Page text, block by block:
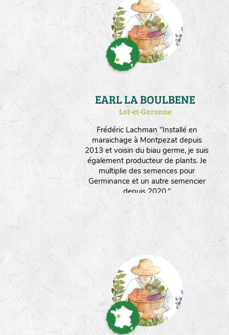
Frédéric Lachman "Installé en
maraichage à Montpezat depuis
2013 et voisin du biau germe, je suis
également producteur de plants. Je
multiplie des semences pour
Germinance et un autre semencier
depuis 2020."
EARL LA BOULBENE
Lot-et-Garonne